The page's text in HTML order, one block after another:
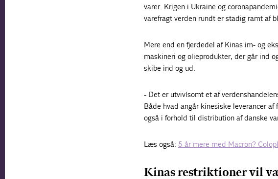
varer. Krigen i Ukraine og
varefragt verden rundt er stadig ramt af
Mere end en fjerdedel af Kinas im- og
maskineri og olieprodukter, der går ind
skibe ind og ud.
- Det er utvivlsomt et af
Både hvad angår kinesiske leverancer
også i forhold til distribution af danske
Læs også: 5 år mere med Macron?
Kinas restriktioner vil